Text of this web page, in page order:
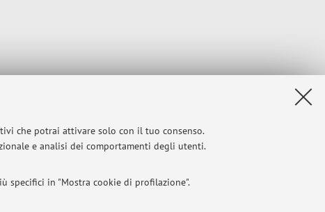
che potrai attivare solo con il tuo consenso.
e analisi dei comportamenti degli utenti.
specifici in "Mostra cookie di profilazione".